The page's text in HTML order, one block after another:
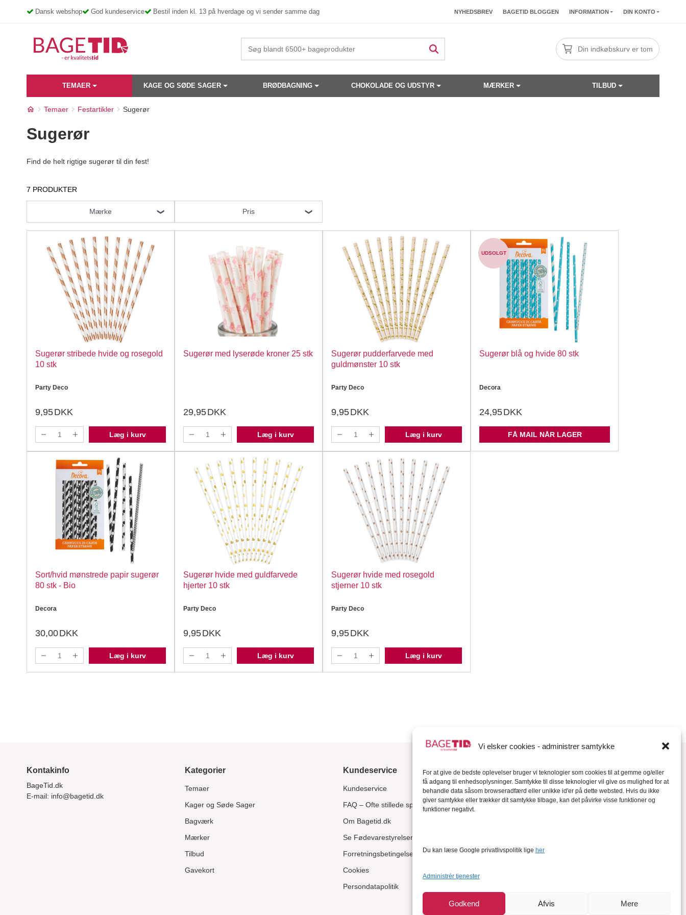
Vi elsker cookies - administrer samtykke
For at give de bedste oplevelser bruger vi teknologier som cookies til at gemme og/eller
få adgang til enhedsoplysninger. Samtykke til disse teknologier vil give os mulighed for at
behandle data såsom browseradfærd eller unikke id'er på dette websted. Hvis du ikke
giver samtykke eller trækker dit samtykke tilbage, kan det påvirke visse funktioner og
funktioner negativt.
Du kan læse Google privatlivspolitik lige her
Administrér tjenester
Godkend Afvis Mere
Dansk webshop God kundeservice Bestil inden kl. 13 på hverdage og vi sender samme dag NYHEDSBREV BAGETID BLOGGEN INFORMATION DIN KONTO
Din indkøbskurv er tom
TEMAER KAGE OG SØDE SAGER BRØDBAGNING CHOKOLADE OG UDSTYR MÆRKER TILBUD
Temaer Festartikler Sugerør
Sugerør
Find de helt rigtige sugerør til din fest!
7 PRODUKTER
Mærke Pris
Sugerør stribede hvide og rosegold
10 stk
Party Deco
9,95DKK
Læg i kurv
Sugerør med lyserøde kroner 25 stk
29,95DKK
Læg i kurv
Sugerør pudderfarvede med
guldmønster 10 stk
Party Deco
9,95DKK
Læg i kurv
UDSOLGT
Sugerør blå og hvide 80 stk
Decora
24,95DKK
FÅ MAIL NÅR LAGER
Sort/hvid mønstrede papir sugerør
80 stk - Bio
Decora
30,00DKK
Læg i kurv
Sugerør hvide med guldfarvede
hjerter 10 stk
Party Deco
9,95DKK
Læg i kurv
Sugerør hvide med rosegold
stjerner 10 stk
Party Deco
9,95DKK
Læg i kurv
Kontakinfo
BageTid.dk
E-mail: info@bagetid.dk
Kategorier
Temaer
Kager og Søde Sager
Bagværk
Mærker
Tilbud
Gavekort
Kundeservice
Kundeservice
FAQ – Ofte stillede spørgsmål
Om Bagetid.dk
Se Fødevarestyrelsens smiley-rapporter
Forretningsbetingelser
Cookies
Persondatapolitik